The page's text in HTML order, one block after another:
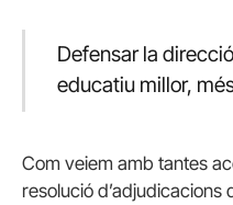
Defensar la
educatiu millor,
Com veiem amb tantes
resolució d’adjudicacions